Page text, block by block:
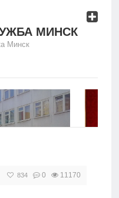
МИНСК
Минск
834 0 11170